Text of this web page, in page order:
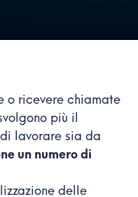
o ricevere chiamate
più il
lavorare sia da
un numero di
delle